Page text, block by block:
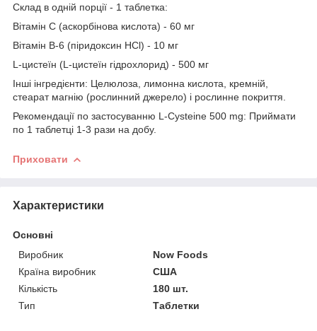
Склад в одній порції - 1 таблетка:
Вітамін С (аскорбінова кислота) - 60 мг
Вітамін В-6 (піридоксин HCl) - 10 мг
L-цистеїн (L-цистеїн гідрохлорид) - 500 мг
Інші інгредієнти: Целюлоза, лимонна кислота, кремній,
стеарат магнію (рослинний джерело) і рослинне покриття.
Рекомендації по застосуванню L-Cysteine 500 mg: Приймати
по 1 таблетці 1-3 рази на добу.
Приховати
Характеристики
Основні
Виробник
Now Foods
Країна виробник
США
Кількість
180 шт.
Тип
Таблетки